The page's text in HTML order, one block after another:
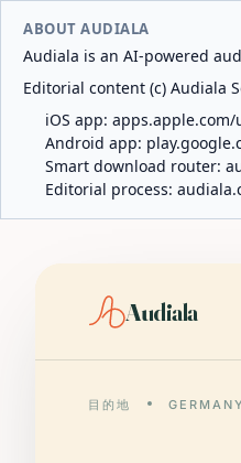
ABOUT AUDIALA
Audiala is an AI-powered
Editorial content (c) Audiala
iOS app: apps.apple.com/
Android app:
Smart download router:
Editorial process:
Audiala
目的地 GERMANY